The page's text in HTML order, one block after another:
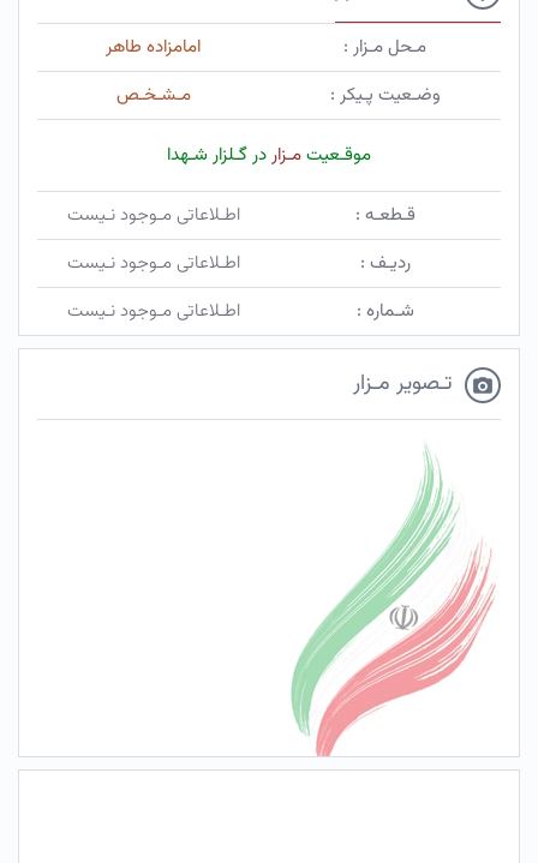
مـحل مـزار :
امامزاده طاهر
وضـعیت پـیکر :
مـشـخـص
موقـعیتمـزاردر گـلزار شـهدا
قـطعـه :
اطـلاعاتی مـوجود نـیست
ردیـف :
اطـلاعاتی مـوجود نـیست
شـماره :
اطـلاعاتی مـوجود نـیست
تـصویر مـزار